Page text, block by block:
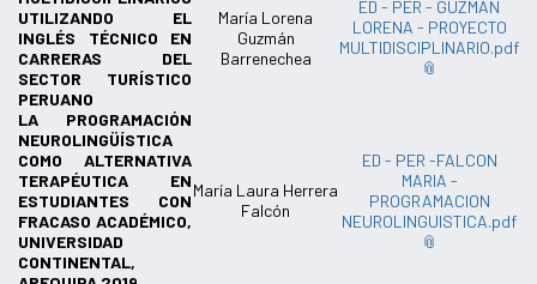
UTILIZANDO EL
INGLÉS TÉCNICO EN
CARRERAS DEL
SECTOR TURÍSTICO
PERUANO
María Lorena
Guzmán
Barrenechea
ED - PER - GUZMAN
LORENA - PROYECTO
MULTIDISCIPLINARIO.pdf
LA PROGRAMACIÓN
NEUROLINGÜÍSTICA
COMO ALTERNATIVA
TERAPÉUTICA EN
ESTUDIANTES CON
FRACASO ACADÉMICO,
UNIVERSIDAD
CONTINENTAL,
María Laura Herrera
Falcón
ED - PER -FALCON
MARIA -
PROGRAMACION
NEUROLINGUISTICA.pdf